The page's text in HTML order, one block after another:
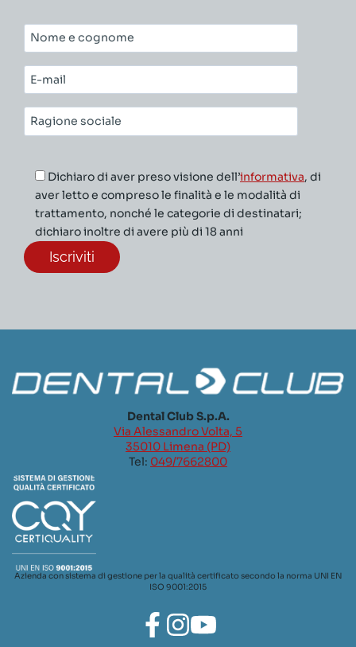
Nome
e
cognome*
E-
mail*
Ragione
sociale*
Dichiaro di aver preso visione dell’informativa, di
aver letto e compreso le finalità e le modalità di
trattamento, nonché le categorie di destinatari;
dichiaro inoltre di avere più di 18 anni
Dental Club S.p.A.
Via Alessandro Volta, 5
35010 Limena (PD)
Tel: 049/7662800
Azienda con sistema di gestione per la qualità certificato secondo la norma UNI EN
ISO 9001:2015